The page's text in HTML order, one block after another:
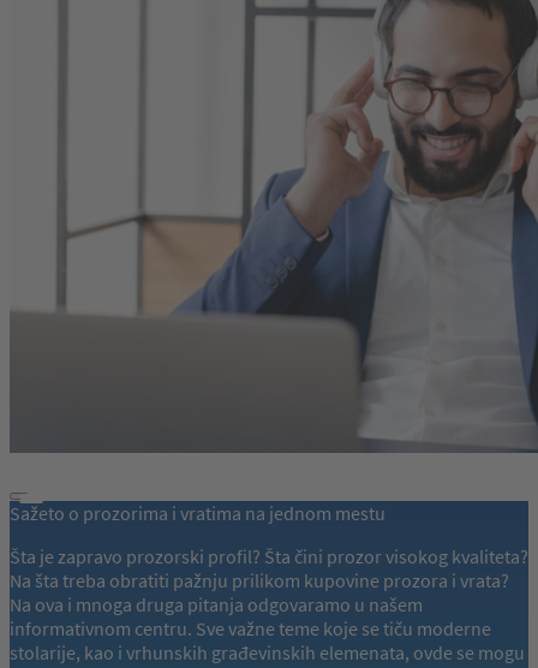
Sažeto o prozorima i vratima na jednom mestu
Šta je zapravo prozorski profil? Šta čini prozor visokog kvaliteta?
Na šta treba obratiti pažnju prilikom kupovine prozora i vrata?
Na ova i mnoga druga pitanja odgovaramo u našem
informativnom centru. Sve važne teme koje se tiču moderne
stolarije, kao i vrhunskih građevinskih elemenata, ovde se mogu